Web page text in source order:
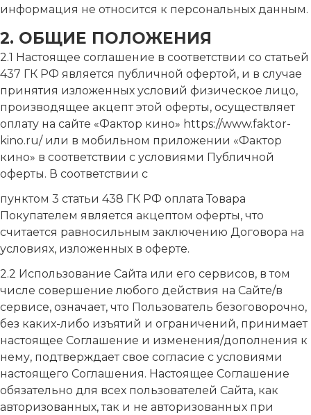
информация не относится к персональных данным.
2. ОБЩИЕ ПОЛОЖЕНИЯ
2.1 Настоящее соглашение в соответствии со статьей
437 ГК РФ является публичной офертой, и в случае
принятия изложенных условий физическое лицо,
производящее акцепт этой оферты, осуществляет
оплату на сайте «Фактор кино» https://www.faktor-
kino.ru/ или в мобильном приложении «Фактор
кино» в соответствии с условиями Публичной
оферты. В соответствии с
пунктом 3 статьи 438 ГК РФ оплата Товара
Покупателем является акцептом оферты, что
считается равносильным заключению Договора на
условиях, изложенных в оферте.
2.2 Использование Сайта или его сервисов, в том
числе совершение любого действия на Сайте/в
сервисе, означает, что Пользователь безоговорочно,
без каких-либо изъятий и ограничений, принимает
настоящее Соглашение и изменения/дополнения к
нему, подтверждает свое согласие с условиями
настоящего Соглашения. Настоящее Соглашение
обязательно для всех пользователей Сайта, как
авторизованных, так и не авторизованных при